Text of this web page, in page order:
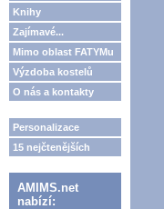
Knihy
Zajímavé...
Mimo oblast FATYMu
Výzdoba kostelů
O nás a kontakty
Personalizace
15 nejčtenějších
AMIMS.net
nabízí: